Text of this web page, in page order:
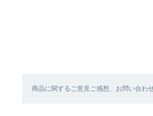
商品に関するご意見ご感想、お問い合わ